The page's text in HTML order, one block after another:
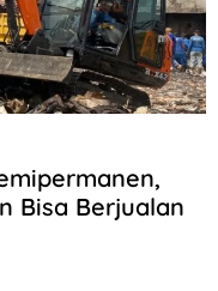
Bisa Berjualan